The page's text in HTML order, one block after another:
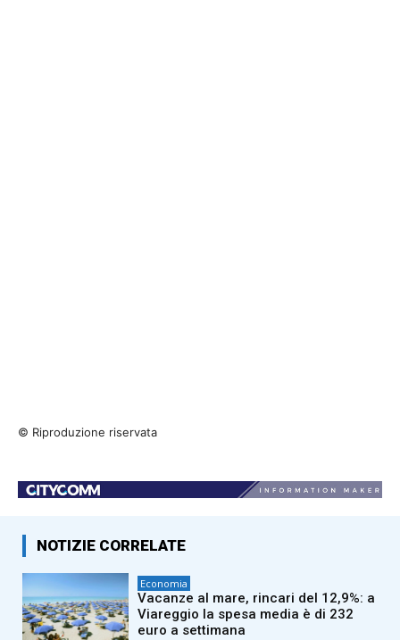
© Riproduzione riservata
NOTIZIE CORRELATE
Economia
Vacanze al mare, rincari del 12,9%: a
Viareggio la spesa media è di 232
euro a settimana